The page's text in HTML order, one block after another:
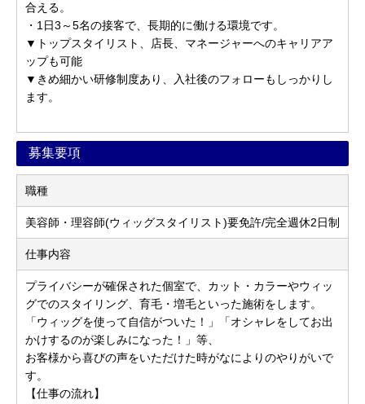
合える。
・1日3～5名の接客で、長期的に働ける環境です。
▼トップスタイリスト、店長、マネージャーへのキャリアア
ップも可能
▼きめ細かい研修制度あり、入社後のフォローもしっかりし
ます。
募集要項
職種
美容師・理容師(ウィッグスタイリスト)要免許/完全週休2日制
仕事内容
プライバシーが確保された個室で、カット・カラーやウィッ
グでのスタイリング、育毛・増毛といった施術をします。
「ウィッグを使って自信がついた！」「オシャレをしてお出
かけするのが楽しみになった！」等、
お客様から喜びの声をいただけた時がなによりのやりがいで
す。
【仕事の流れ】